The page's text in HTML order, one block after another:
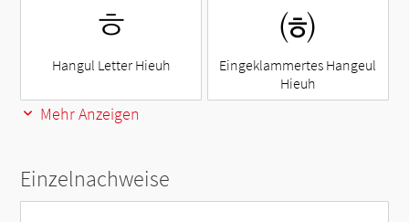
ㅎ
Hangul Letter Hieuh
㈍
Eingeklammertes Hangeul
Hieuh
Mehr Anzeigen
Einzelnachweise